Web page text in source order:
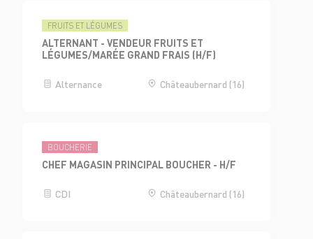
FRUITS ET LÉGUMES
ALTERNANT - VENDEUR FRUITS ET
LÉGUMES/MARÉE GRAND FRAIS (H/F)
Alternance Châteaubernard (16)
BOUCHERIE
CHEF MAGASIN PRINCIPAL BOUCHER - H/F
CDI Châteaubernard (16)